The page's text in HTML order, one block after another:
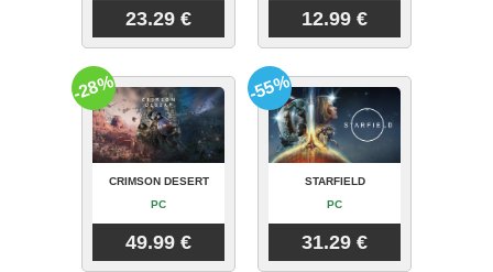
23.29 € 12.99 €
CRIMSON DESERT
PC
49.99 €
-28%
STARFIELD
PC
31.29 €
-55%